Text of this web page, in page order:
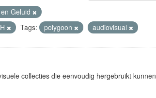
Geluid
Tags: polygoon audiovisual
collecties die eenvoudig hergebruikt kunnen